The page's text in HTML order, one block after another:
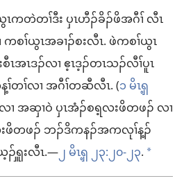
ကတဲတၢ်ဒီး ပှၤဟီၣ်ခိၣ်ဖိအဂီၢ် လီၤ
စၢ်ယွၤအခၢၣ်စးလီၤ. ဖဲကစၢ်ယွၤ
ၤအၤဒၣ်လၢ ဧ့ၤဒ့ၣ်တၤသၣ်လီၢ်ပူၤ
ၢ်တၢ်လၢ အဂီၢ်တဆီလီၤ. (၁ မိၤၡ့
ၢ အဆှၢဝဲ ပှၤအံၣ်စရ့လးဖိတဖၣ်​ လၢ
းဖိတဖၣ်​ ဘၣ်ဒိကနၣ်အကလုၢ်န့ၣ်​
ၡူးလီၤ.—၂ မိၤၡ့ ၂၃:၂၀-၂၃. a